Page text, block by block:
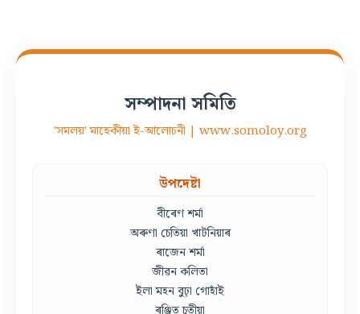
সম্পাদনা সমিতি
'সমলয়' মাহেকীয়া ই-আলোচনী | www.somoloy.org
উপদেষ্টা
বীৰেণ শৰ্মা
অৰুণা চেতিয়া খাটনিয়াৰ
ৰাজেন শৰ্মা
জীৱন কলিতা
ইলা মহন বুঢ়া গোহাঁই